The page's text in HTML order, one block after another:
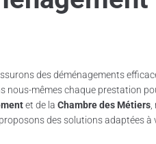
des déménagements
nous-mêmes chaque prestation
et de la Chambre des Métiers
des solutions adaptées à